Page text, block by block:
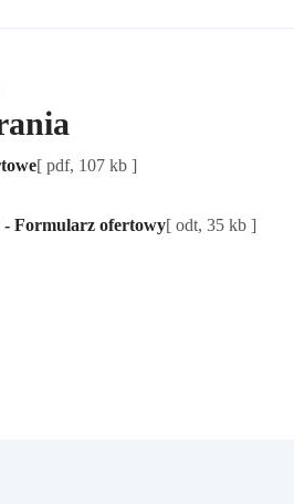
[ Plik
pdf, 107 kb ]
- Formularz ofertowy[ Plik
odt, 35 kb ]